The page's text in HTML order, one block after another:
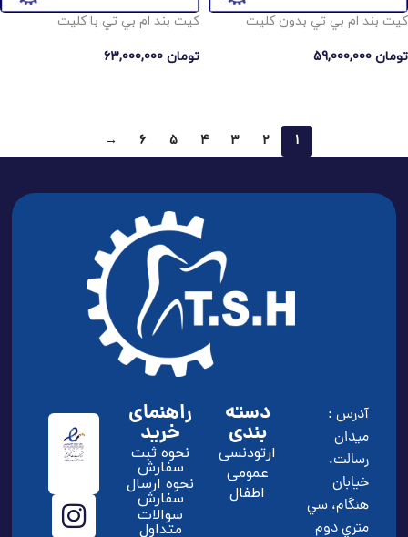
كيت بند ام بي تي بدون كليت
تومان
كيت بند ام بي تي با كليت
تومان
1
2
3
4
5
6
→
آدرس :
ميدان
رسالت،
خيابان
هنگام، سي
متري دوم
دسته
بندی
ارتودنسی
عمومی
اطفال
راهنمای
خرید
نحوه ثبت
سفارش
نحوه ارسال
سفارش
سوالات
متداول